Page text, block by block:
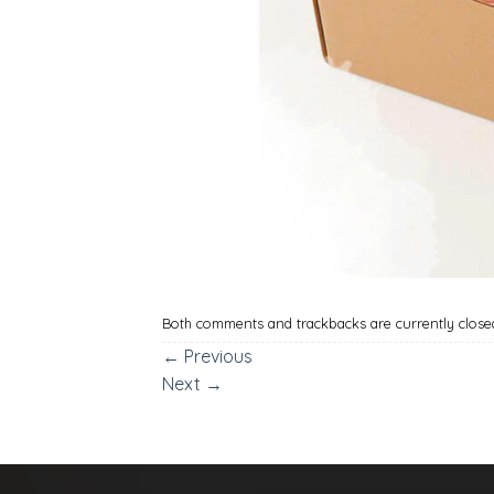
Both comments and trackbacks are currently
← Previous
Next →